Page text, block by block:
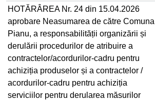
HOTĂRÂREA Nr. 24 din 15.04.2026
aprobare Neasumarea de către Comuna
Pianu, a responsabilității organizării și
derulării procedurilor de atribuire a
contractelor/acordurilor-cadru pentru
achiziția produselor și a contractelor /
acordurilor-cadru pentru achiziția
serviciilor pentru derularea măsurilor